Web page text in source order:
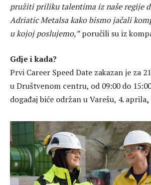
pružiti priliku talentima iz naše regije
Adriatic Metalsa kako bismo jačali
u kojoj poslujemo,”poručili su iz
Gdje i kada?
Prvi Career Speed Date zakazan je za
uDruštvenom centru, od 09:00 do
događaj biće održan u Varešu, 4. aprila,